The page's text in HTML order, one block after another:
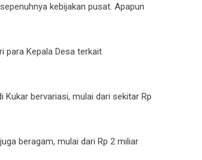
kebijakan pusat. Apapun
para Kepala Desa terkait
bervariasi, mulai dari sekitar Rp
beragam, mulai dari Rp 2 miliar